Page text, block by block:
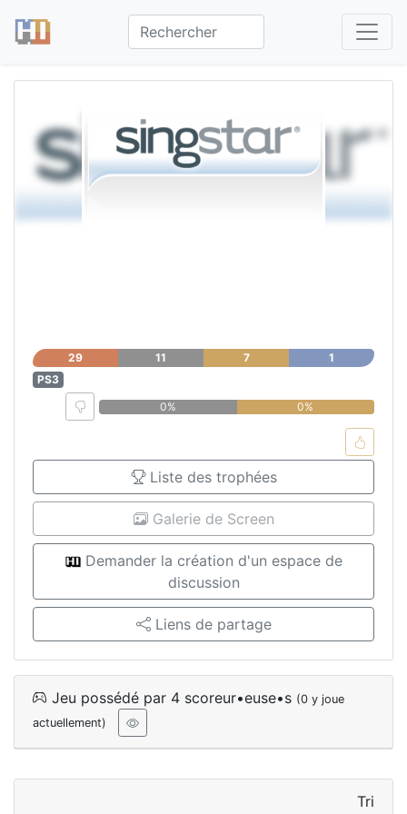
29 11 7
1
PS3
0%
0%
Liste des trophées
Galerie de Screen
Demander la création d'un espace de
discussion
Liens de partage
Jeu possédé par 4 scoreur•euse•s (0 y joue
actuellement)
Tri